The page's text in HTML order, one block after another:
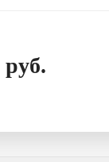
руб.